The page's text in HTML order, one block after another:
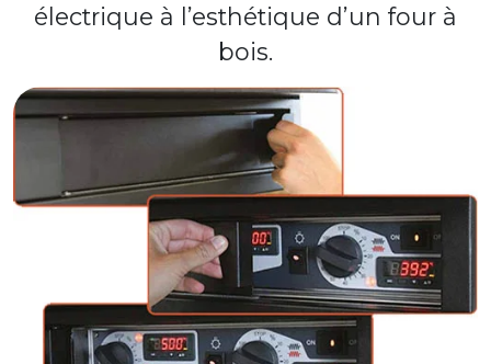
électrique à l’esthétique d’un four à
bois.